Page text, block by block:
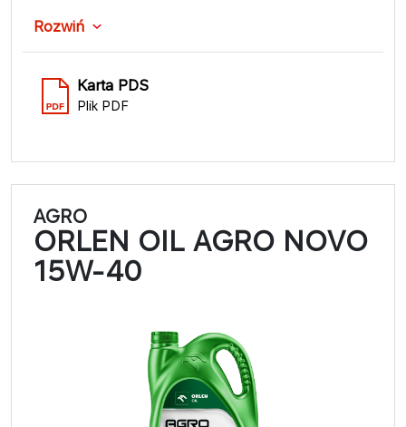
Rozwiń
Karta PDS
Plik PDF
AGRO
ORLEN OIL AGRO NOVO
15W-40